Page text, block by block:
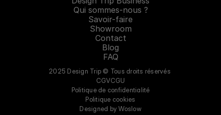
Qui sommes-nous ?
Savoir-faire
Showroom
Contact
Blog
FAQ
2025 Design Trip © Tous droits réservés
CGVCGU
Politique de confidentialité
Politique cookies
Designed by Woslow